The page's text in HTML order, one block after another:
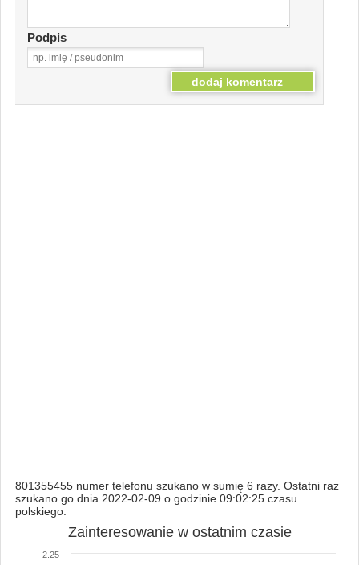
Podpis
801355455 numer telefonu szukano w sumię 6 razy. Ostatni raz
szukano go dnia 2022-02-09 o godzinie 09:02:25 czasu
polskiego.
Zainteresowanie w ostatnim czasie
2.25